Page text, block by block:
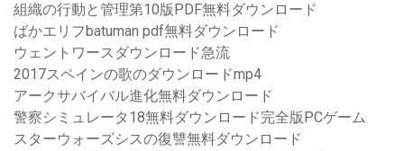
組織の行動と管理第10版PDF無料ダウンロード
ばかエリフbatuman pdf無料ダウンロード
ウェントワースダウンロード急流
2017スペインの歌のダウンロードmp4
アークサバイバル進化無料ダウンロード
警察シミュレータ18無料ダウンロード完全版PCゲーム
スターウォーズシスの復讐無料ダウンロード